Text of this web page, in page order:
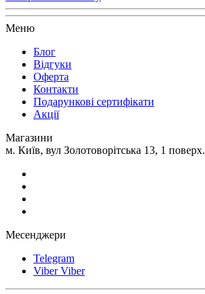
Меню
Блог
Відгуки
Оферта
Контакти
Подарункові сертифікати
Акції
Магазини
м. Київ, вул Золотоворітська 13, 1 поверх.
Месенджери
Telegram
ViberViber